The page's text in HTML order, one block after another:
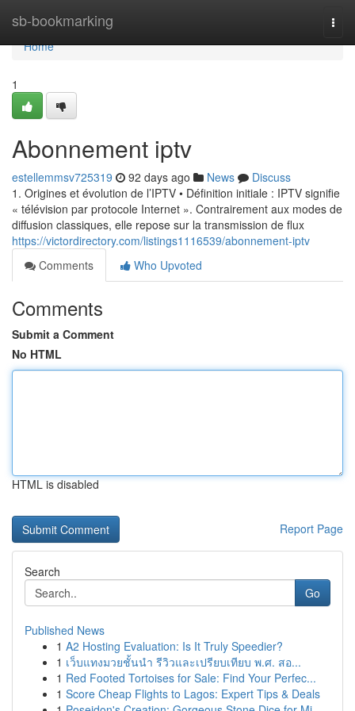
sb-bookmarking
Home
Home
1
Abonnement iptv
estellemmsv725319 92 days ago News
Discuss
1. Origines et évolution de l’IPTV • Définition initiale : IPTV signifie
« télévision par protocole Internet ». Contrairement aux modes de
diffusion classiques, elle repose sur la transmission de flux
https://victordirectory.com/listings1116539/abonnement-iptv
Comments
Who Upvoted
Comments
Submit a Comment
No HTML
HTML is disabled
Report Page
Search
Go
Published News
1 A2 Hosting Evaluation: Is It Truly Speedier?
1 เว็บแทงมวยชั้นนำ รีวิวและเปรียบเทียบ พ.ศ. สอ...
1 Red Footed Tortoises for Sale: Find Your Perfec...
1 Score Cheap Flights to Lagos: Expert Tips & Deals